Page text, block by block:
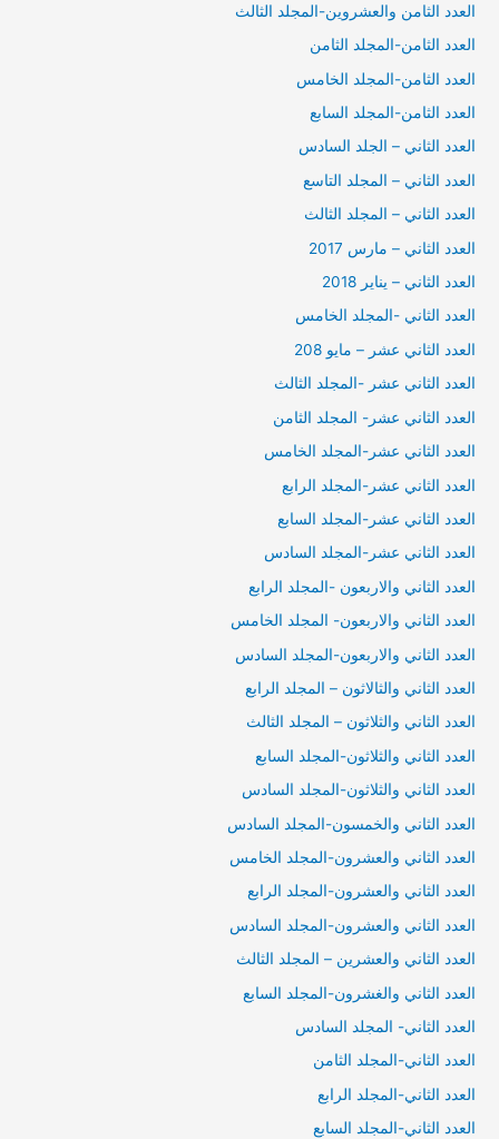
العدد الثامن والعشروين-المجلد الثالث
العدد الثامن-المجلد الثامن
العدد الثامن-المجلد الخامس
العدد الثامن-المجلد السابع
العدد الثاني – الجلد السادس
العدد الثاني – المجلد التاسع
العدد الثاني – المجلد الثالث
العدد الثاني – مارس 2017
العدد الثاني – يناير 2018
العدد الثاني -المجلد الخامس
العدد الثاني عشر – مايو 208
العدد الثاني عشر -المجلد الثالث
العدد الثاني عشر- المجلد الثامن
العدد الثاني عشر-المجلد الخامس
العدد الثاني عشر-المجلد الرابع
العدد الثاني عشر-المجلد السابع
العدد الثاني عشر-المجلد السادس
العدد الثاني والاربعون -المجلد الرابع
العدد الثاني والاربعون- المجلد الخامس
العدد الثاني والاربعون-المجلد السادس
العدد الثاني والثالاثون – المجلد الرابع
العدد الثاني والثلاثون – المجلد الثالث
العدد الثاني والثلاثون-المجلد السابع
العدد الثاني والثلاثون-المجلد السادس
العدد الثاني والخمسون-المجلد السادس
العدد الثاني والعشرون-المجلد الخامس
العدد الثاني والعشرون-المجلد الرابع
العدد الثاني والعشرون-المجلد السادس
العدد الثاني والعشرين – المجلد الثالث
العدد الثاني والغشرون-المجلد السابع
العدد الثاني- المجلد السادس
العدد الثاني-المجلد الثامن
العدد الثاني-المجلد الرابع
العدد الثاني-المجلد السابع